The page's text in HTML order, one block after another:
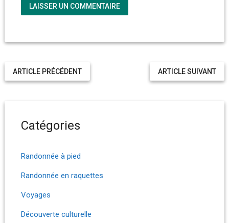
ARTICLE SUIVANT
ARTICLE PRÉCÉDENT
Catégories
Randonnée à pied
Randonnée en raquettes
Voyages
Découverte culturelle